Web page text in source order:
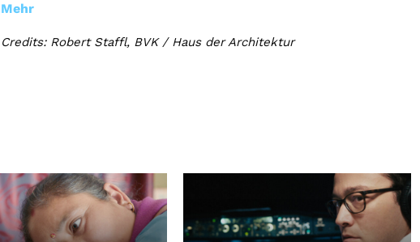
Mehr
Credits: Robert Staffl, BVK / Haus der Architektur